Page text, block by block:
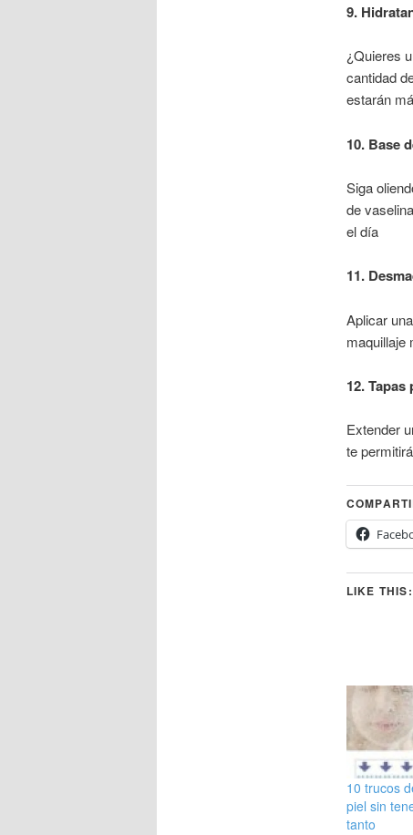
9.
¿Quieres
cantidad
estarán
10. Base
Siga
de
el día
11.
Aplicar
maquillaje
12.
Extender
te
LIKE THIS:
10 trucos
piel sin
tanto